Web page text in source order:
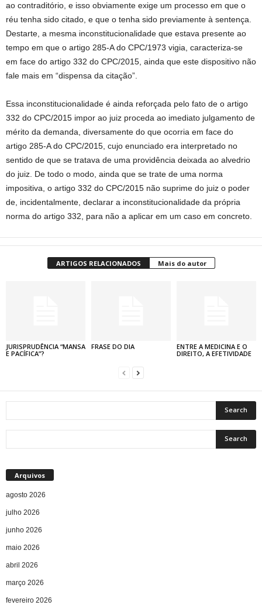
ao contraditório, e isso obviamente exige um processo em que o
réu tenha sido citado, e que o tenha sido previamente à sentença.
Destarte, a mesma inconstitucionalidade que estava presente ao
tempo em que o artigo 285-A do CPC/1973 vigia, caracteriza-se
em face do artigo 332 do CPC/2015, ainda que este dispositivo não
fale mais em “dispensa da citação”.
Essa inconstitucionalidade é ainda reforçada pelo fato de o artigo
332 do CPC/2015 impor ao juiz proceda ao imediato julgamento de
mérito da demanda, diversamente do que ocorria em face do
artigo 285-A do CPC/2015, cujo enunciado era interpretado no
sentido de que se tratava de uma providência deixada ao alvedrio
do juiz. De todo o modo, ainda que se trate de uma norma
impositiva, o artigo 332 do CPC/2015 não suprime do juiz o poder
de, incidentalmente, declarar a inconstitucionalidade da própria
norma do artigo 332, para não a aplicar em um caso em concreto.
ARTIGOS RELACIONADOS Mais do autor
JURISPRUDÊNCIA “MANSA
E PACÍFICA”?
FRASE DO DIA
ENTRE A MEDICINA E O
DIREITO, A EFETIVIDADE
Arquivos
agosto 2026
julho 2026
junho 2026
maio 2026
abril 2026
março 2026
fevereiro 2026